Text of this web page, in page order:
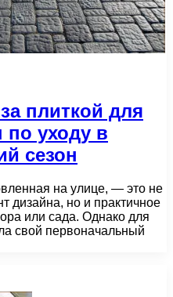
плиткой для
уходу в
сезон
на улице, — это не
дизайна, но и практичное
или сада. Однако для
свой первоначальный